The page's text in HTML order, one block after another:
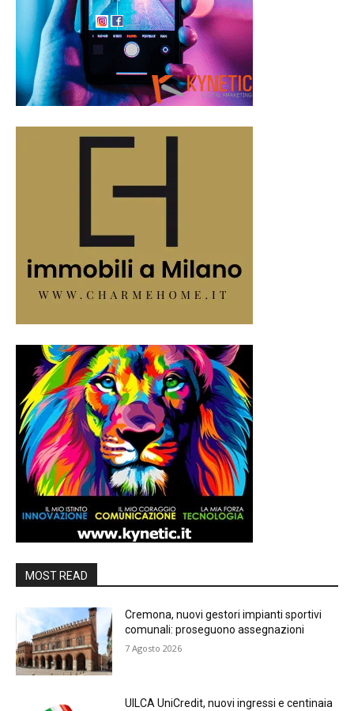
MOST READ
Cremona, nuovi gestori impianti sportivi
comunali: proseguono assegnazioni
7 Agosto 2026
UILCA UniCredit, nuovi ingressi e centinaia